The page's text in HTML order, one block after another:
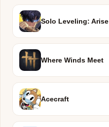
Solo Leveling: Arise
Where Winds Meet
Acecraft